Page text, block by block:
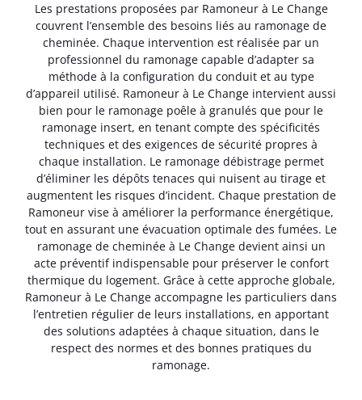
Les prestations proposées par Ramoneur à Le Change
couvrent l’ensemble des besoins liés au ramonage de
cheminée. Chaque intervention est réalisée par un
professionnel du ramonage capable d’adapter sa
méthode à la configuration du conduit et au type
d’appareil utilisé. Ramoneur à Le Change intervient aussi
bien pour le ramonage poêle à granulés que pour le
ramonage insert, en tenant compte des spécificités
techniques et des exigences de sécurité propres à
chaque installation. Le ramonage débistrage permet
d’éliminer les dépôts tenaces qui nuisent au tirage et
augmentent les risques d’incident. Chaque prestation de
Ramoneur vise à améliorer la performance énergétique,
tout en assurant une évacuation optimale des fumées. Le
ramonage de cheminée à Le Change devient ainsi un
acte préventif indispensable pour préserver le confort
thermique du logement. Grâce à cette approche globale,
Ramoneur à Le Change accompagne les particuliers dans
l’entretien régulier de leurs installations, en apportant
des solutions adaptées à chaque situation, dans le
respect des normes et des bonnes pratiques du
ramonage.